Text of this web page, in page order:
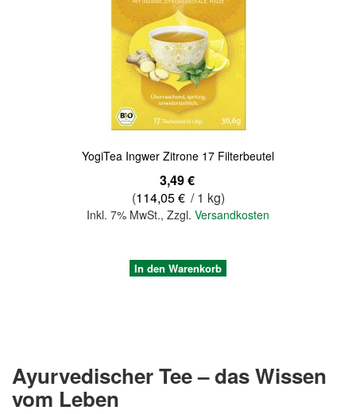
YogiTea Ingwer Zitrone 17 Filterbeutel
3,49 €
(114,05 € / 1 kg)
Inkl. 7% MwSt., Zzgl. Versandkosten
In den Warenkorb
Ayurvedischer Tee – das Wissen
vom Leben